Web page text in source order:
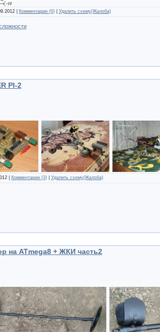
Комментарии (0) Удалить схему(Жалоба)
PI-2
Комментарии (3) Удалить схему(Жалоба)
на ATmega8 + ЖКИ часть2